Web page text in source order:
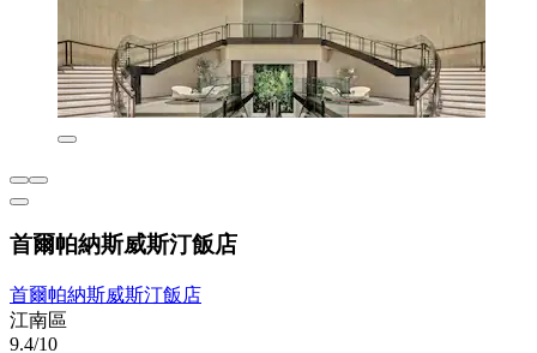
首爾帕納斯威斯汀飯店
首爾帕納斯威斯汀飯店
江南區
9.4/10